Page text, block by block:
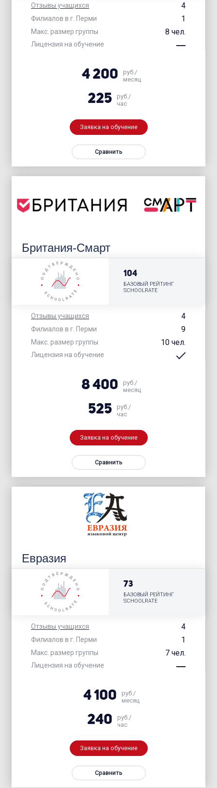
Отзывы учащихся 4
Филиалов в г. Перми 1
Макс. размер группы 8 чел.
Лицензия на обучение
4 200
руб./
месяц
225
руб./
час
Заявка на обучение
Сравнить
Британия-Смарт
Отзывы учащихся 4
Филиалов в г. Перми 9
Макс. размер группы 10 чел.
Лицензия на обучение
104
БАЗОВЫЙ РЕЙТИНГ
SCHOOLRATE
8 400
руб./
месяц
525
руб./
час
Заявка на обучение
Сравнить
Евразия
Отзывы учащихся 4
Филиалов в г. Перми 1
Макс. размер группы 7 чел.
Лицензия на обучение
73
БАЗОВЫЙ РЕЙТИНГ
SCHOOLRATE
4 100
руб./
месяц
240
руб./
час
Заявка на обучение
Сравнить